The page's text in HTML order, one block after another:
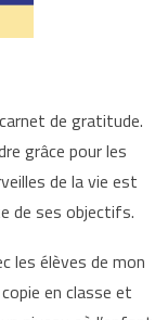
de gratitude.
grâce pour les
de la vie est
de ses objectifs.
les élèves de mon
en classe et